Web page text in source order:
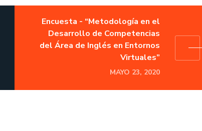
Encuesta - “Metodología en el
Desarrollo de Competencias
del Área de Inglés en Entornos
Virtuales”
MAYO 23, 2020